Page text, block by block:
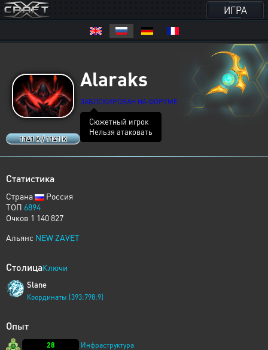
ИГРА
1141 K / 1141 K
Alaraks
ЗАБЛОКИРОВАН НА ФОРУМЕ
Сюжетный игрок
Нельзя атаковать
Статистика
Страна
Россия
ТОП 6894
Очков 1 140 827
Альянс NEW ZAVET
СтолицаКлючи
Slane
Координаты [393:798:9]
Опыт
28
Инфраструктура